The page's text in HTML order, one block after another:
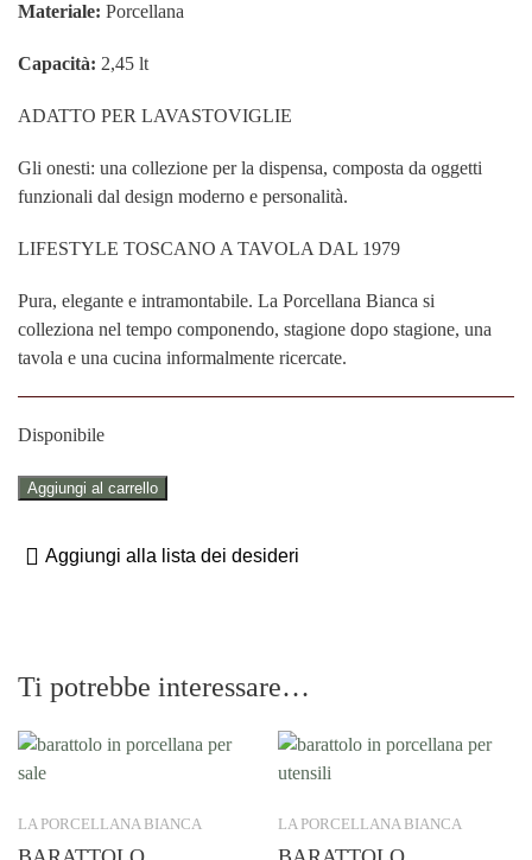
Materiale: Porcellana
Capacità: 2,45 lt
ADATTO PER LAVASTOVIGLIE
Gli onesti: una collezione per la dispensa, composta da oggetti
funzionali dal design moderno e personalità.
LIFESTYLE TOSCANO A TAVOLA DAL 1979
Pura, elegante e intramontabile. La Porcellana Bianca si
colleziona nel tempo componendo, stagione dopo stagione, una
tavola e una cucina informalmente ricercate.
Disponibile
BARATTOLO
quantità
Aggiungi al carrello
Aggiungi alla lista dei desideri
Ti potrebbe interessare…
LA PORCELLANA BIANCA LA PORCELLANA BIANCA